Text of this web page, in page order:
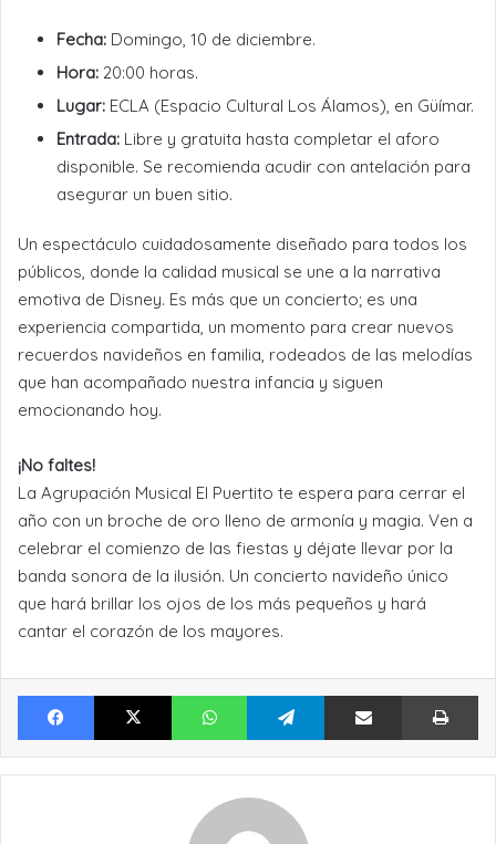
Fecha: Domingo, 10 de diciembre.
Hora: 20:00 horas.
Lugar: ECLA (Espacio Cultural Los Álamos), en Güímar.
Entrada: Libre y gratuita hasta completar el aforo
disponible. Se recomienda acudir con antelación para
asegurar un buen sitio.
Un espectáculo cuidadosamente diseñado para todos los
públicos, donde la calidad musical se une a la narrativa
emotiva de Disney. Es más que un concierto; es una
experiencia compartida, un momento para crear nuevos
recuerdos navideños en familia, rodeados de las melodías
que han acompañado nuestra infancia y siguen
emocionando hoy.
¡No faltes!
La Agrupación Musical El Puertito te espera para cerrar el
año con un broche de oro lleno de armonía y magia. Ven a
celebrar el comienzo de las fiestas y déjate llevar por la
banda sonora de la ilusión. Un concierto navideño único
que hará brillar los ojos de los más pequeños y hará
cantar el corazón de los mayores.
Facebook X WhatsApp Telegram Compartir por Email